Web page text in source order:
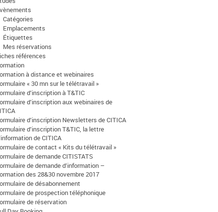
Catégories
Emplacements
Étiquettes
Mes réservations
références
à distance et webinaires
« 30 mn sur le télétravail »
d’inscription à T&TIC
d’inscription aux webinaires de
d’inscription Newsletters de CITICA
d’inscription T&TIC, la lettre
de CITICA
de contact « Kits du télétravail »
de demande CITISTATS
de demande d’information –
des 28&30 novembre 2017
de désabonnement
de prospection téléphonique
de réservation